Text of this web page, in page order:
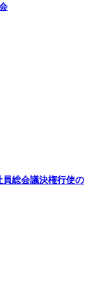
総会議決権行使の